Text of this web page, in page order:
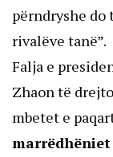
përndryshe do
rivalëve tanë”.
Falja e
Zhaon të
mbetet e